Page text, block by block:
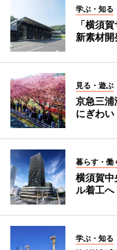
学ぶ・知る
「横須
新素材
見る・遊ぶ
京急三
にぎわい
暮らす・働
横須賀中
ル着工へ
学ぶ・知る